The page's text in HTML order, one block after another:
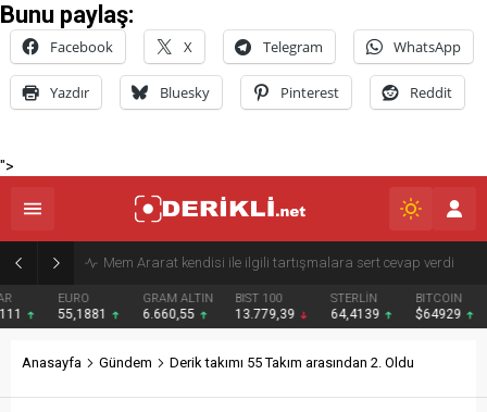
Bunu paylaş:
Facebook X Telegram WhatsApp
Yazdır Bluesky Pinterest Reddit
">
EURO
55,1881
GRAM ALTIN
6.660,55
BIST 100
13.779,39 64,4139
BITCOIN
$64929
BNB
Anasayfa Gündem Derik takımı 55 Takım arasından 2. Oldu